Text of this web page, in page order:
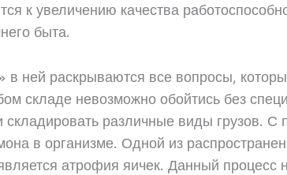
к увеличению качества
быта.
ней раскрываются все вопросы,
складе невозможно обойтись без
складировать различные виды грузов.
в организме. Одной из
атрофия яичек. Данный процесс